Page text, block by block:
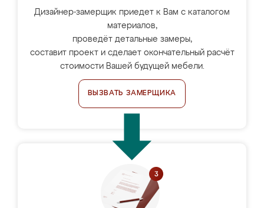
Дизайнер-замерщик приедет к Вам с каталогом
материалов,
проведёт детальные замеры,
составит проект и сделает окончательный расчёт
стоимости Вашей будущей мебели.
ВЫЗВАТЬ ЗАМЕРЩИКА